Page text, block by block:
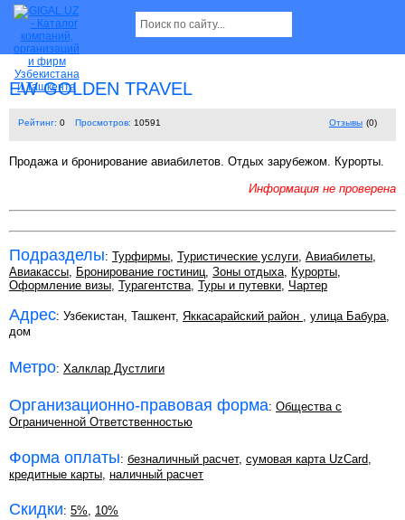
EW GOLDEN TRAVEL
Рейтинг: 0 Просмотров: 10591 Отзывы (0)
Продажа и бронирование авиабилетов. Отдых зарубежом. Курорты.
Информация не проверена
Подразделы: Турфирмы, Туристические услуги, Авиабилеты,
Авиакассы, Бронирование гостиниц, Зоны отдыха, Курорты,
Оформление визы, Турагентства, Туры и путевки, Чартер
Адрес: Узбекистан, Ташкент, Яккасарайский район , улица Бабура,
дом
Метро: Халклар Дустлиги
Организационно-правовая форма: Общества с
Ограниченной Ответственностью
Форма оплаты: безналичный расчет, сумовая карта UzCard
кредитные карты наличный расчет
Скидки: 5%, 10%